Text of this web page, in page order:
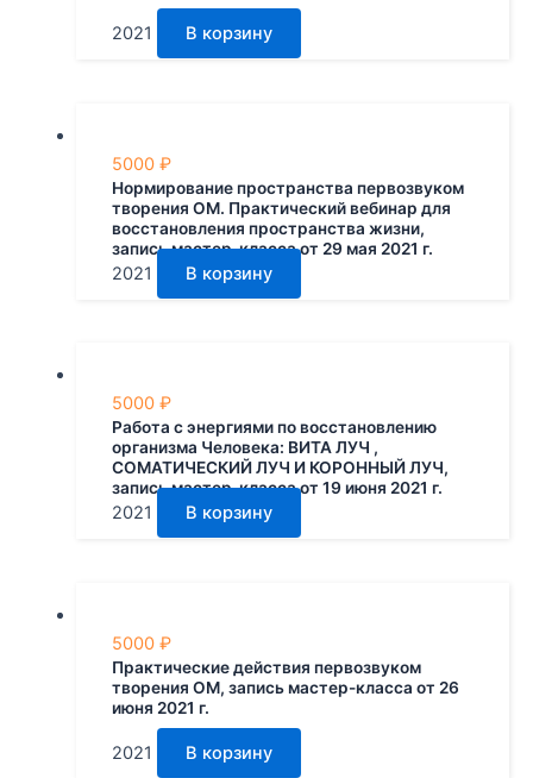
2021 В корзину
5000 ₽
Нормирование пространства первозвуком
творения ОМ. Практический вебинар для
восстановления пространства жизни,
запись мастер-класса от 29 мая 2021 г.
2021 В корзину
5000 ₽
Работа с энергиями по восстановлению
организма Человека: ВИТА ЛУЧ ,
СОМАТИЧЕСКИЙ ЛУЧ И КОРОННЫЙ ЛУЧ,
запись мастер-класса от 19 июня 2021 г.
2021 В корзину
5000 ₽
Практические действия первозвуком
творения ОМ, запись мастер-класса от 26
июня 2021 г.
2021 В корзину